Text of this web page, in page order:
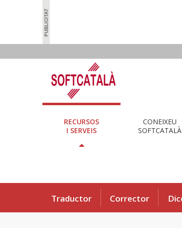
RECURSOS
I SERVEIS
CONEIXEU
SOFTCATALÀ
Traductor Corrector